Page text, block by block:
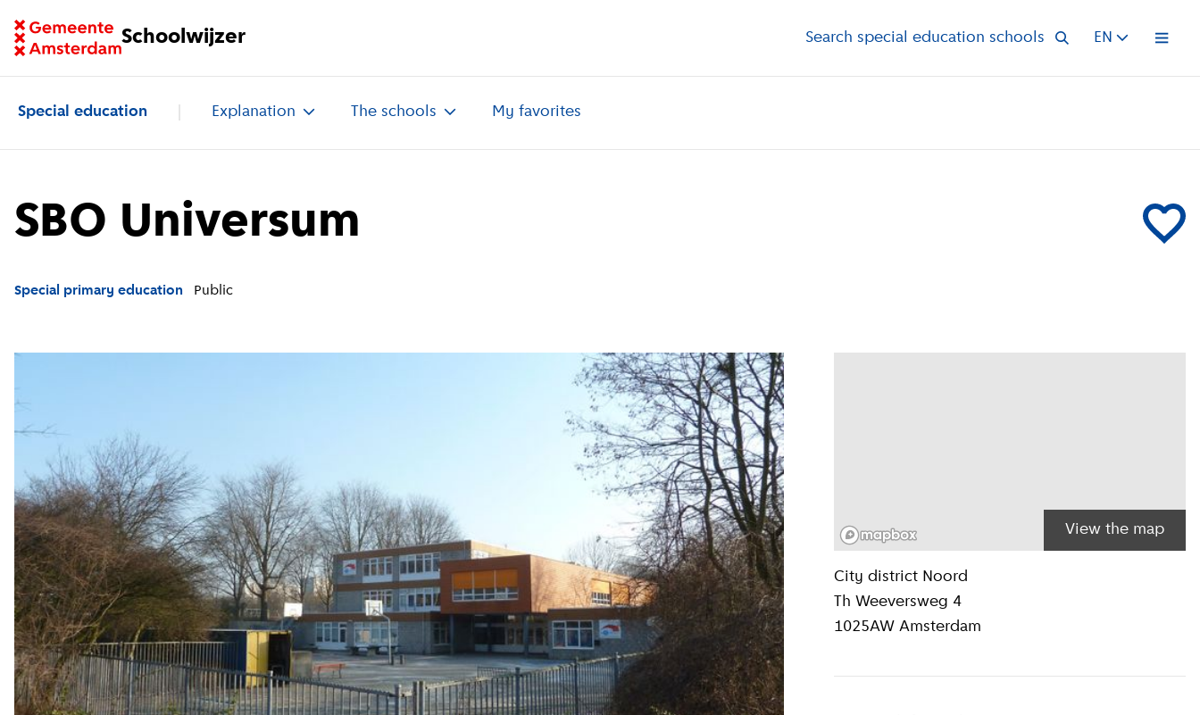
Schoolwijzer
Go to homepage of School Finder Search special education schools EN Open
Special education Explanation The schools My favorites
Add SBO
SBO Universum
Special primary education Public
View the map
Location
City district Noord
Th Weeversweg 4
1025AW Amsterdam